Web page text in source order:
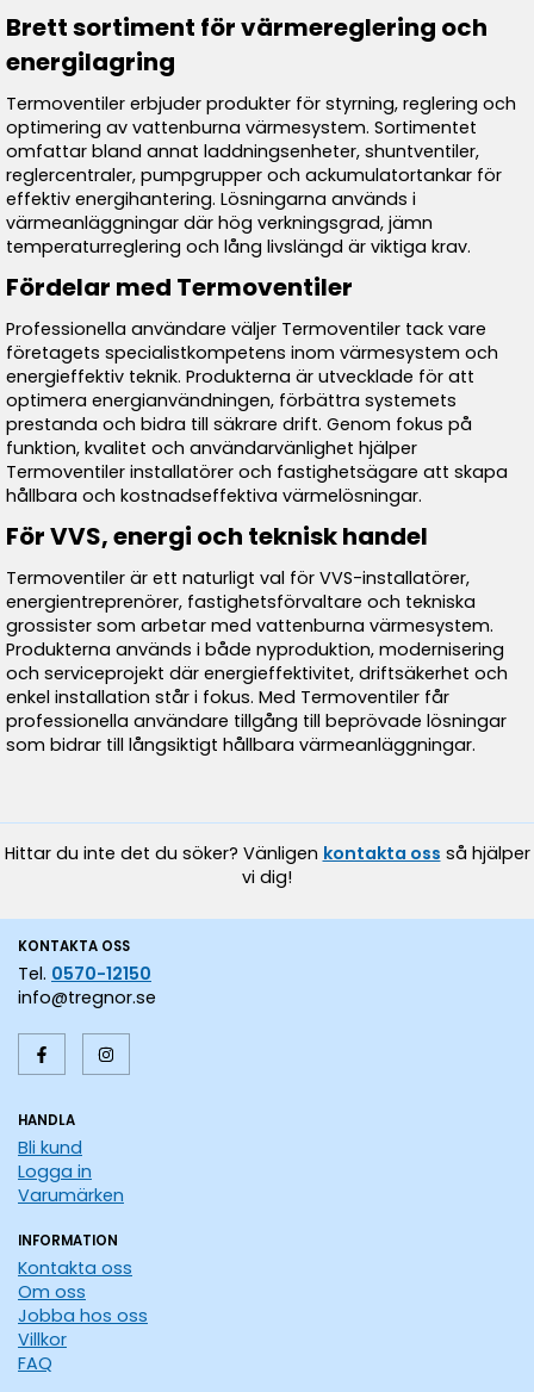
Brett sortiment för värmereglering och
energilagring
Termoventiler erbjuder produkter för styrning, reglering och
optimering av vattenburna värmesystem. Sortimentet
omfattar bland annat laddningsenheter, shuntventiler,
reglercentraler, pumpgrupper och ackumulatortankar för
effektiv energihantering. Lösningarna används i
värmeanläggningar där hög verkningsgrad, jämn
temperaturreglering och lång livslängd är viktiga krav.
Fördelar med Termoventiler
Professionella användare väljer Termoventiler tack vare
företagets specialistkompetens inom värmesystem och
energieffektiv teknik. Produkterna är utvecklade för att
optimera energianvändningen, förbättra systemets
prestanda och bidra till säkrare drift. Genom fokus på
funktion, kvalitet och användarvänlighet hjälper
Termoventiler installatörer och fastighetsägare att skapa
hållbara och kostnadseffektiva värmelösningar.
För VVS, energi och teknisk handel
Termoventiler är ett naturligt val för VVS-installatörer,
energientreprenörer, fastighetsförvaltare och tekniska
grossister som arbetar med vattenburna värmesystem.
Produkterna används i både nyproduktion, modernisering
och serviceprojekt där energieffektivitet, driftsäkerhet och
enkel installation står i fokus. Med Termoventiler får
professionella användare tillgång till beprövade lösningar
som bidrar till långsiktigt hållbara värmeanläggningar.
Hittar du inte det du söker? Vänligen kontakta oss så hjälper
vi dig!
KONTAKTA OSS
Tel. 0570-12150
info@tregnor.se
HANDLA
Bli kund
Logga in
Varumärken
INFORMATION
Kontakta oss
Om oss
Jobba hos oss
Villkor
FAQ